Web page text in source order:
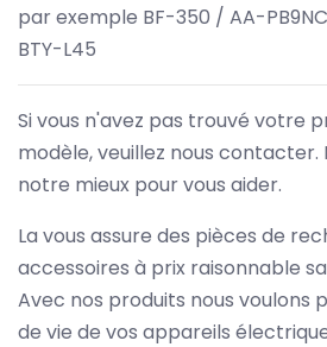
par exemple BF-350 / AA-
BTY-L45
Si vous n'avez pas trouvé votre
modèle, veuillez nous contacter.
notre mieux pour vous aider.
La vous assure des pièces de
accessoires à prix raisonnable
Avec nos produits nous voulons
de vie de vos appareils